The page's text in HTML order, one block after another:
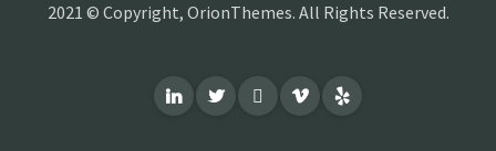
2021 © Copyright, OrionThemes. All Rights Reserved.